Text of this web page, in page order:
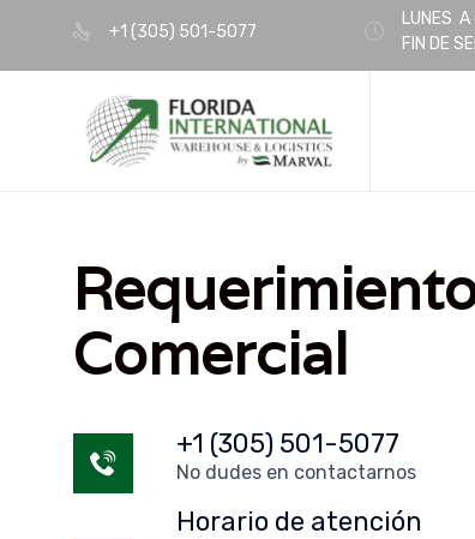
+1 (305) 501-5077
LUNES
FIN DE
Comercial
+1 (305) 501-5077
No dudes en contactarnos
Horario de atención